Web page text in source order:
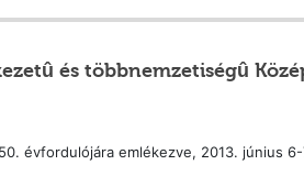
és többnemzetiségû
évfordulójára emlékezve, 2013. június